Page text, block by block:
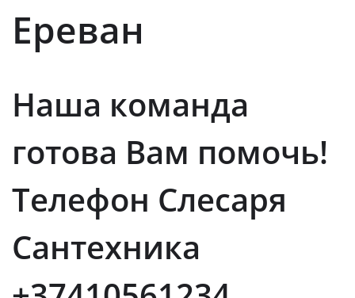
Ереван
Наша команда
готова Вам помочь!
Телефон Слесаря
Сантехника